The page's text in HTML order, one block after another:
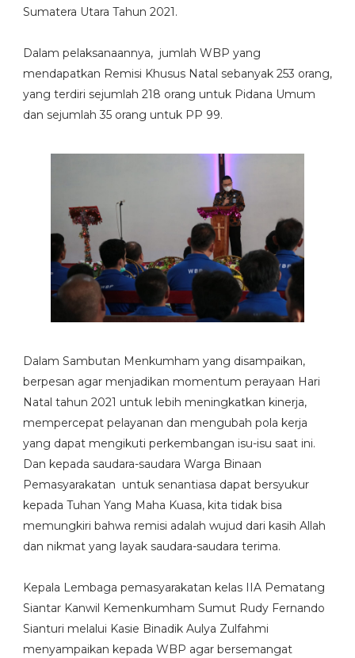
Sumatera Utara Tahun 2021.
Dalam pelaksanaannya, jumlah WBP yang
mendapatkan Remisi Khusus Natal sebanyak 253 orang,
yang terdiri sejumlah 218 orang untuk Pidana Umum
dan sejumlah 35 orang untuk PP 99.
Dalam Sambutan Menkumham yang disampaikan,
berpesan agar menjadikan momentum perayaan Hari
Natal tahun 2021 untuk lebih meningkatkan kinerja,
mempercepat pelayanan dan mengubah pola kerja
yang dapat mengikuti perkembangan isu-isu saat ini.
Dan kepada saudara-saudara Warga Binaan
Pemasyarakatan untuk senantiasa dapat bersyukur
kepada Tuhan Yang Maha Kuasa, kita tidak bisa
memungkiri bahwa remisi adalah wujud dari kasih Allah
dan nikmat yang layak saudara-saudara terima.
Kepala Lembaga pemasyarakatan kelas IIA Pematang
Siantar Kanwil Kemenkumham Sumut Rudy Fernando
Sianturi melalui Kasie Binadik Aulya Zulfahmi
menyampaikan kepada WBP agar bersemangat